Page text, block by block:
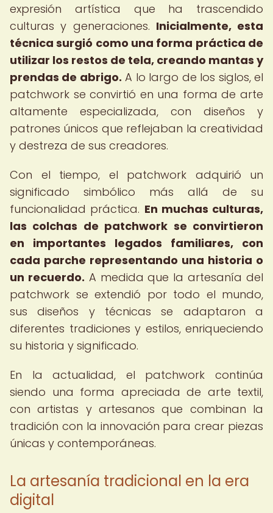
expresión artística que ha trascendido
culturas y generaciones. Inicialmente, esta
técnica surgió como una forma práctica de
utilizar los restos de tela, creando mantas y
prendas de abrigo. A lo largo de los siglos, el
patchwork se convirtió en una forma de arte
altamente especializada, con diseños y
patrones únicos que reflejaban la creatividad
y destreza de sus creadores.
Con el tiempo, el patchwork adquirió un
significado simbólico más allá de su
funcionalidad práctica. En muchas culturas,
las colchas de patchwork se convirtieron
en importantes legados familiares, con
cada parche representando una historia o
un recuerdo. A medida que la artesanía del
patchwork se extendió por todo el mundo,
sus diseños y técnicas se adaptaron a
diferentes tradiciones y estilos, enriqueciendo
su historia y significado.
En la actualidad, el patchwork continúa
siendo una forma apreciada de arte textil,
con artistas y artesanos que combinan la
tradición con la innovación para crear piezas
únicas y contemporáneas.
La artesanía tradicional en la era
digital